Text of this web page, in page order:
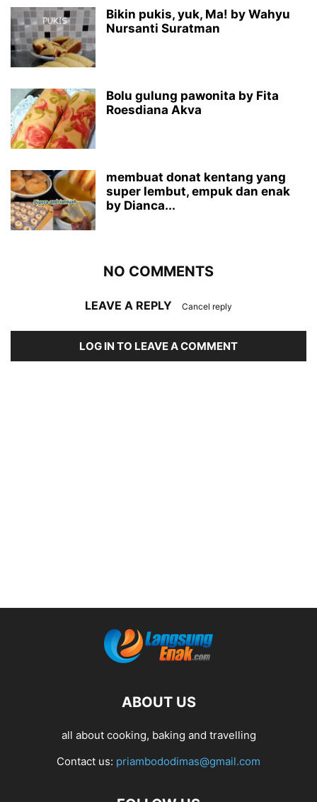
Bikin pukis, yuk, Ma! by Wahyu
Nursanti Suratman
Bolu gulung pawonita by Fita
Roesdiana Akva
membuat donat kentang yang
super lembut, empuk dan enak
by Dianca...
NO COMMENTS
LEAVE A REPLY Cancel reply
LOG IN TO LEAVE A COMMENT
ABOUT US
all about cooking, baking and travelling
Contact us: priambododimas@gmail.com